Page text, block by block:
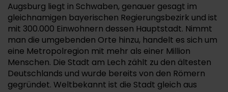
Augsburg liegt in Schwaben, genauer gesagt im
gleichnamigen bayerischen Regierungsbezirk und ist
mit 300.000 Einwohnern dessen Hauptstadt. Nimmt
man die umgebenden Orte hinzu, handelt es sich um
eine Metropolregion mit mehr als einer Million
Menschen. Die Stadt am Lech zählt zu den ältesten
Deutschlands und wurde bereits von den Römern
gegründet. Weltbekannt ist die Stadt gleich aus